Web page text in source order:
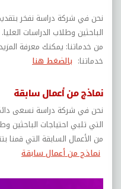
نحن في شركة دراسة نفخر
الباحثين وطلاب الدراسات
من خدماتنا: يمكنك معرفة
خدماتنا: بالضغط هنا
نماذج من أعمال سابقة
نحن في شركة دراسة نسعى
التي تلبي احتياجات الباحثين
من الأعمال السابقة التي قمنا
نماذج من أعمال سابقة